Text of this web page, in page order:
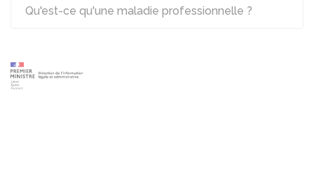
Qu'est-ce qu'une maladie professionnelle ?